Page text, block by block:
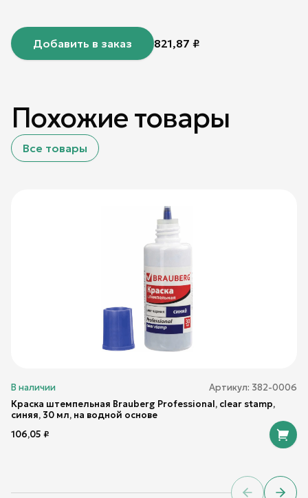
Добавить в заказ 821,87 ₽
Похожие товары
Все товары
В наличии Артикул: 382-0006
Краска штемпельная Brauberg Professional, clear stamp,
синяя, 30 мл, на водной основе
106,05 ₽